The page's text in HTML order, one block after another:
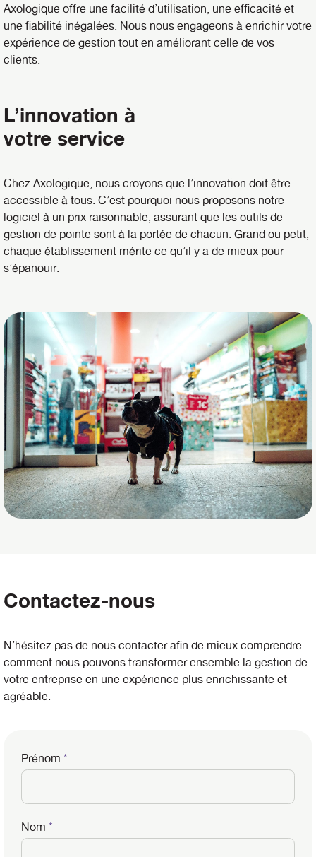
Axologique offre une facilité d’utilisation, une efficacité et
une fiabilité inégalées. Nous nous engageons à enrichir votre
expérience de gestion tout en améliorant celle de vos
clients.
L’innovation à
votre service
Chez Axologique, nous croyons que l’innovation doit être
accessible à tous. C’est pourquoi nous proposons notre
logiciel à un prix raisonnable, assurant que les outils de
gestion de pointe sont à la portée de chacun. Grand ou petit,
chaque établissement mérite ce qu’il y a de mieux pour
s’épanouir.
Contactez-nous
N’hésitez pas de nous contacter afin de mieux comprendre
comment nous pouvons transformer ensemble la gestion de
votre entreprise en une expérience plus enrichissante et
agréable.
Prénom *
Nom *